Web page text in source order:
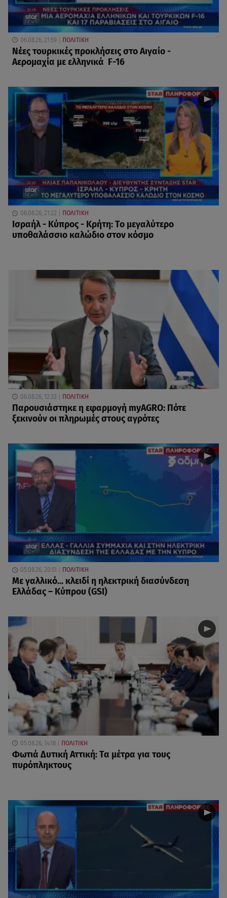
06.08.26, 21:59 ΠΟΛΙΤΙΚΗ
Νέες τουρκικές προκλήσεις στο Αιγαίο -
Αερομαχία με ελληνικά F-16
06.08.26, 21:22 ΠΟΛΙΤΙΚΗ
Ισραήλ - Κύπρος - Κρήτη: Το μεγαλύτερο
υποθαλάσσιο καλώδιο στον κόσμο
06.08.26, 12:33 ΠΟΛΙΤΙΚΗ
Παρουσιάστηκε η εφαρμογή myAGRO: Πότε
ξεκινούν οι πληρωμές στους αγρότες
05.08.26, 20:51 ΠΟΛΙΤΙΚΗ
Με γαλλικό... κλειδί η ηλεκτρική διασύνδεση
Ελλάδας – Κύπρου (GSI)
05.08.26, 14:18 ΠΟΛΙΤΙΚΗ
Φωτιά Δυτική Αττική: Τα μέτρα για τους
πυρόπληκτους